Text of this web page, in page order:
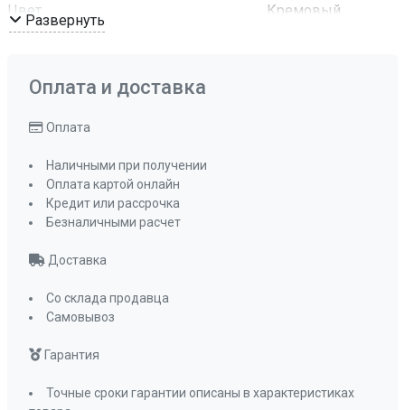
Цвет
Кремовый
Комплектация
Развернуть
Оплата и доставка
Оплата
Наличными при получении
Оплата картой онлайн
Кредит или рассрочка
Безналичными расчет
Доставка
Со склада продавца
Самовывоз
Гарантия
Точные сроки гарантии описаны в характеристиках